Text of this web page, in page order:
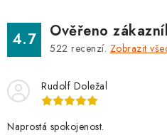
4.7 Ověřeno
522 recenzí. Zobrazit
Rudolf Doležal
Naprostá spokojenost.